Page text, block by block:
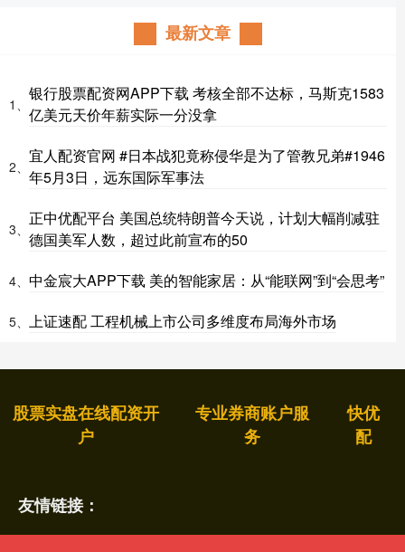
最新文章
1、
银行股票配资网APP下载 考核全部不达标，马斯克1583
亿美元天价年薪实际一分没拿
2、
宜人配资官网 #日本战犯竟称侵华是为了管教兄弟#1946
年5月3日，远东国际军事法
3、
正中优配平台 美国总统特朗普今天说，计划大幅削减驻
德国美军人数，超过此前宣布的50
4、 中金宸大APP下载 美的智能家居：从“能联网”到“会思考”
5、 上证速配 工程机械上市公司多维度布局海外市场
股票实盘在线配资开
户
专业券商账户服
务
快优
配
友情链接：